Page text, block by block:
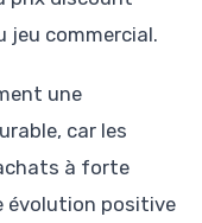
jeu commercial.
une
car les
à forte
évolution positive